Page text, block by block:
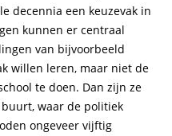
decennia een keuzevak in
kunnen er centraal
van bijvoorbeeld
willen leren, maar niet de
te doen. Dan zijn ze
waar de politiek
ongeveer vijftig